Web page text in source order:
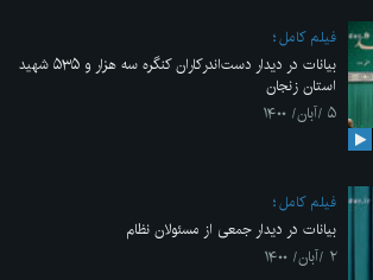
فیلم کامل
بیانات در دیدار دست‌اندرکاران کنگره سه هزار و ۵۳۵ شهید
استان زنجان
۵ /آبان/ ۱۴۰۰
فیلم کامل
بیانات در دیدار جمعی از مسئولان نظام
۲ /آبان/ ۱۴۰۰